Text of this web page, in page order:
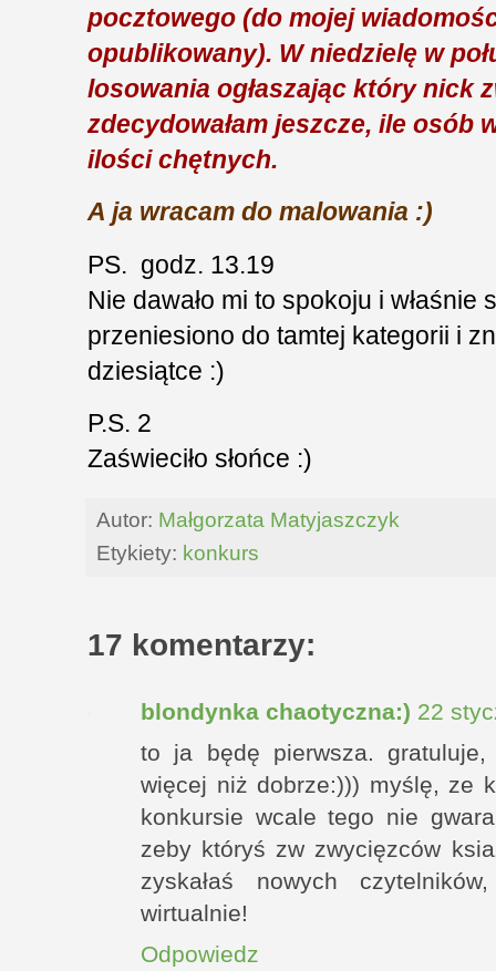
pocztowego (do mojej
opublikowany). W niedzielę w
losowania ogłaszając który nick
zdecydowałam jeszcze, ile osób
ilości chętnych.
A ja wracam do malowania :)
PS. godz. 13.19
Nie dawało mi to spokoju i właśnie
przeniesiono do tamtej kategorii i
dziesiątce :)
P.S. 2
Zaświeciło słońce :)
Autor: Małgorzata Matyjaszczyk
Etykiety: konkurs
17 komentarzy:
blondynka chaotyczna:) 22
to ja będę pierwsza.
więcej niż dobrze:))) myślę, ze
konkursie wcale tego nie
zeby któryś zw zwycięzców
zyskałaś nowych
wirtualnie!
Odpowiedz